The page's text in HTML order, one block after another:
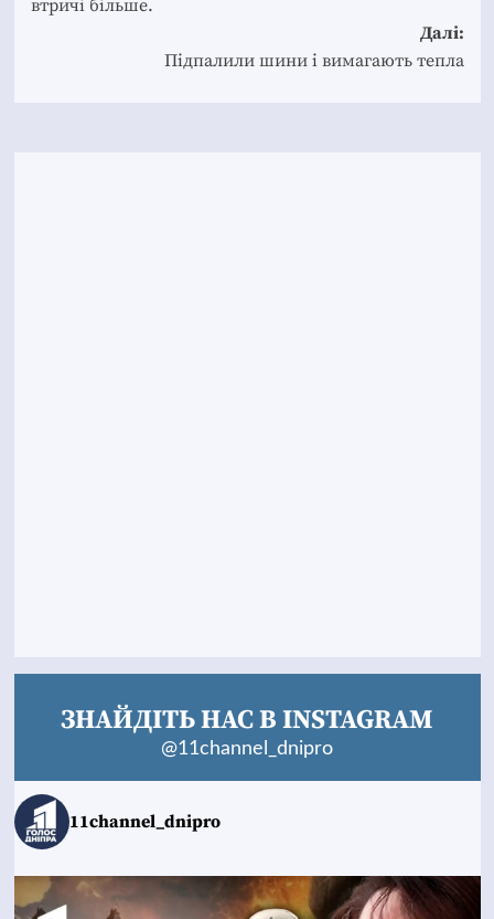
втричі більше.
Далі:
Підпалили шини і вимагають тепла
ЗНАЙДІТЬ НАС В INSTAGRAM
@11channel_dnipro
11channel_dnipro